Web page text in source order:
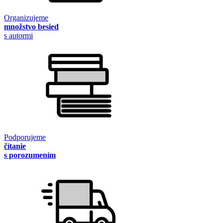
Organizujeme
množstvo besied
s autormi
Podporujeme
čítanie
s porozumením